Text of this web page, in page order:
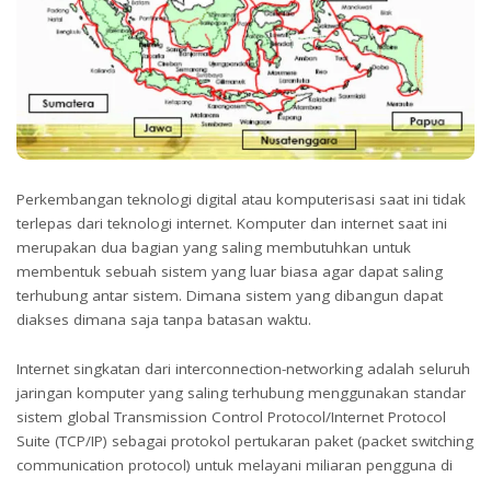
Perkembangan teknologi digital atau komputerisasi saat ini tidak
terlepas dari teknologi internet. Komputer dan internet saat ini
merupakan dua bagian yang saling membutuhkan untuk
membentuk sebuah sistem yang luar biasa agar dapat saling
terhubung antar sistem. Dimana sistem yang dibangun dapat
diakses dimana saja tanpa batasan waktu.
Internet singkatan dari interconnection-networking adalah seluruh
jaringan komputer yang saling terhubung menggunakan standar
sistem global Transmission Control Protocol/Internet Protocol
Suite (TCP/IP) sebagai protokol pertukaran paket (packet switching
communication protocol) untuk melayani miliaran pengguna di